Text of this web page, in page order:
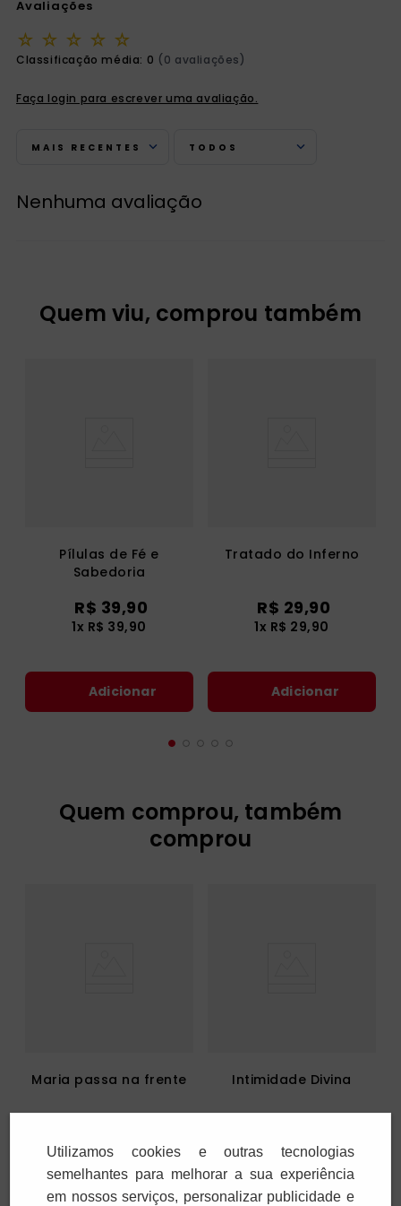
Avaliações
☆ ☆ ☆ ☆ ☆
Classificação média: 0 (0 avaliações)
Faça login para escrever uma avaliação.
MAIS RECENTES TODOS
Nenhuma avaliação
Quem viu, comprou também
Pílulas de Fé e
Sabedoria
R$ 39,90
1x R$ 39,90
Adicionar
Tratado do Inferno
R$ 29,90
1x R$ 29,90
Adicionar
Quem comprou, também
comprou
Maria passa na frente
1xR$14 00
Intimidade Divina
6x R$33,00
Utilizamos cookies e outras tecnologias
semelhantes para melhorar a sua experiência
em nossos serviços, personalizar publicidade e